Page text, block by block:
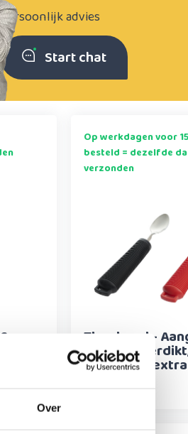
Over
Persoonlijk advies
Start chat
Op werkdagen voor
besteld = dezelfde
verzonden
Theelepel -
bestek -
buigzaam,
12,95